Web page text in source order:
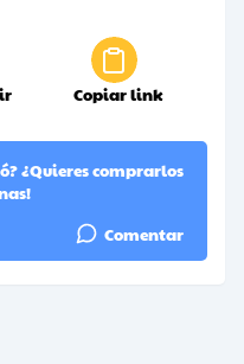
Copiar link
¿Quieres comprarlos
Comentar